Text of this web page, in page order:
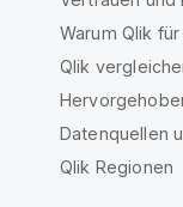
Warum Qlik für
Qlik
Datenquellen
Qlik Regionen